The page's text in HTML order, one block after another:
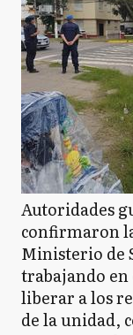
Autoridades
confirmaron
Ministerio de
trabajando en
liberar a los
de la unidad,